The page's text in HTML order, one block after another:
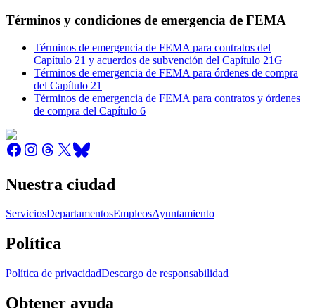
Términos y condiciones de emergencia de FEMA
Términos de emergencia de FEMA para contratos del
Capítulo 21 y acuerdos de subvención del Capítulo 21G
Términos de emergencia de FEMA para órdenes de compra
del Capítulo 21
Términos de emergencia de FEMA para contratos y órdenes
de compra del Capítulo 6
Nuestra ciudad
ServiciosDepartamentosEmpleosAyuntamiento
Política
Política de privacidadDescargo de responsabilidad
Obtener ayuda